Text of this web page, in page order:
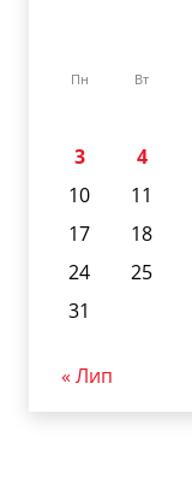
Пн Вт
3
4
10
11
17
18
24
25
31
« Лип